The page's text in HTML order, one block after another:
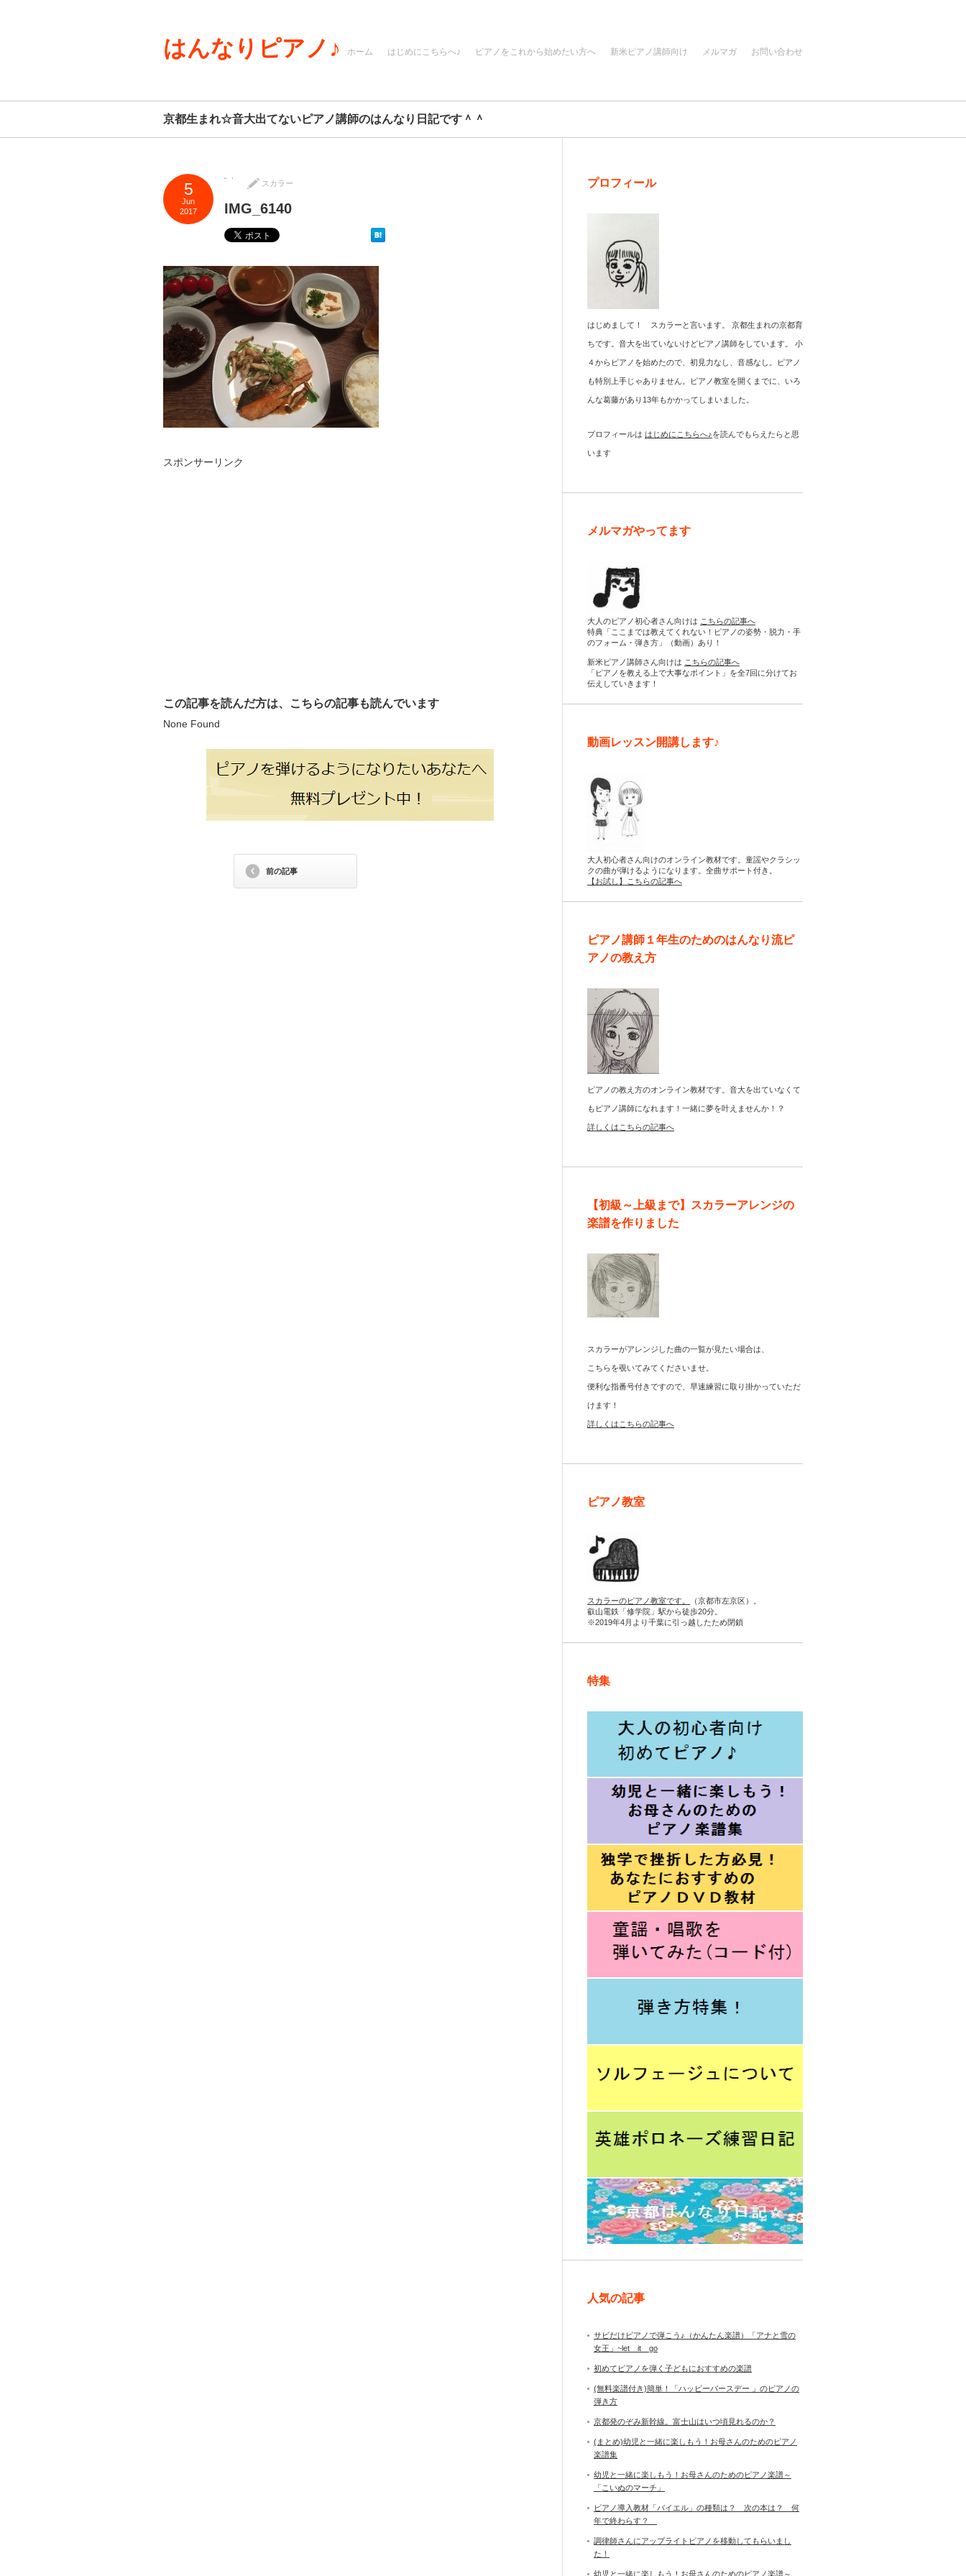
はんなりピアノ♪ ホーム はじめにこちらへ♪ ピアノをこれから始めたい方へ 新米ピアノ講師向け メルマガ お問い合わせ
京都生まれ☆音大出てないピアノ講師のはんなり日記です＾＾
5
Jun
2017
スカラー
IMG_6140
スポンサーリンク
この記事を読んだ方は、こちらの記事も読んでいます
None Found
前の記事
プロフィール
はじめまして！ スカラーと言います。 京都生まれの京都育
ちです。音大を出ていないけどピアノ講師をしています。 小
４からピアノを始めたので、初見力なし、音感なし。ピアノ
も特別上手じゃありません。ピアノ教室を開くまでに、いろ
んな葛藤があり13年もかかってしまいました。
プロフィールは はじめにこちらへ♪を読んでもらえたらと思
います
メルマガやってます
大人のピアノ初心者さん向けは こちらの記事へ
特典「ここまでは教えてくれない！ピアノの姿勢・脱力・手
のフォーム・弾き方」（動画）あり！
新米ピアノ講師さん向けは こちらの記事へ
「ピアノを教える上で大事なポイント」を全7回に分けてお
伝えしていきます！
動画レッスン開講します♪
大人初心者さん向けのオンライン教材です。童謡やクラシッ
クの曲が弾けるようになります。全曲サポート付き。
【お試し】こちらの記事へ
ピアノ講師１年生のためのはんなり流ピ
アノの教え方
ピアノの教え方のオンライン教材です。音大を出ていなくて
もピアノ講師になれます！一緒に夢を叶えませんか！？
詳しくはこちらの記事へ
【初級～上級まで】スカラーアレンジの
楽譜を作りました
スカラーがアレンジした曲の一覧が見たい場合は、
こちらを覗いてみてくださいませ。
便利な指番号付きですので、早速練習に取り掛かっていただ
けます！
詳しくはこちらの記事へ
ピアノ教室
スカラーのピアノ教室です。
（京都市左京区）。
叡山電鉄「修学院」駅から徒歩20分。
※2019年4月より千葉に引っ越したため閉鎖
特集
人気の記事
サビだけピアノで弾こう♪（かんたん楽譜）「アナと雪の
女王」~let it go
初めてピアノを弾く子どもにおすすめの楽譜
(無料楽譜付き)簡単！「ハッピーバースデー 」のピアノの
弾き方
京都発のぞみ新幹線。富士山はいつ頃見れるのか？
(まとめ)幼児と一緒に楽しもう！お母さんのためのピアノ
楽譜集
幼児と一緒に楽しもう！お母さんのためのピアノ楽譜～
「こいぬのマーチ」
ピアノ導入教材「バイエル」の種類は？ 次の本は？ 何
年で終わらす？
調律師さんにアップライトピアノを移動してもらいまし
た！
幼児と一緒に楽しもう！お母さんのためのピアノ楽譜～